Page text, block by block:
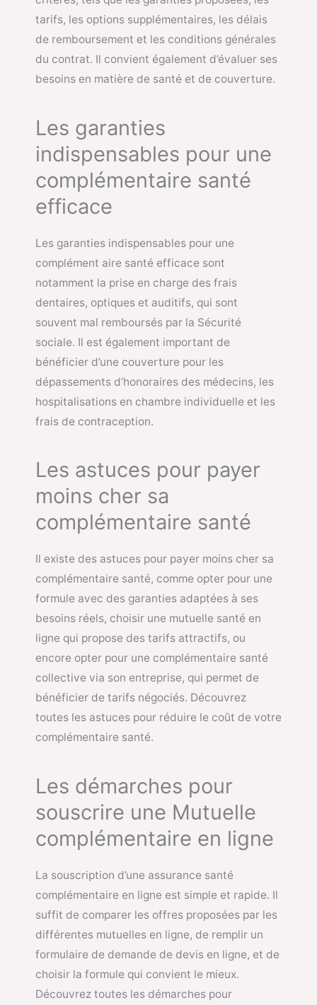
tarifs, les options supplémentaires, les délais
de remboursement et les conditions générales
du contrat. Il convient également d’évaluer ses
besoins en matière de santé et de couverture.
Les garanties
indispensables pour une
complémentaire santé
efficace
Les garanties indispensables pour une
complément aire santé efficace sont
notamment la prise en charge des frais
dentaires, optiques et auditifs, qui sont
souvent mal remboursés par la Sécurité
sociale. Il est également important de
bénéficier d’une couverture pour les
dépassements d’honoraires des médecins, les
hospitalisations en chambre individuelle et les
frais de contraception.
Les astuces pour payer
moins cher sa
complémentaire santé
Il existe des astuces pour payer moins cher sa
complémentaire santé, comme opter pour une
formule avec des garanties adaptées à ses
besoins réels, choisir une mutuelle santé en
ligne qui propose des tarifs attractifs, ou
encore opter pour une complémentaire santé
collective via son entreprise, qui permet de
bénéficier de tarifs négociés. Découvrez
toutes les astuces pour réduire le coût de votre
complémentaire santé.
Les démarches pour
souscrire une Mutuelle
complémentaire en ligne
La souscription d’une assurance santé
complémentaire en ligne est simple et rapide. Il
suffit de comparer les offres proposées par les
différentes mutuelles en ligne, de remplir un
formulaire de demande de devis en ligne, et de
choisir la formule qui convient le mieux.
Découvrez toutes les démarches pour